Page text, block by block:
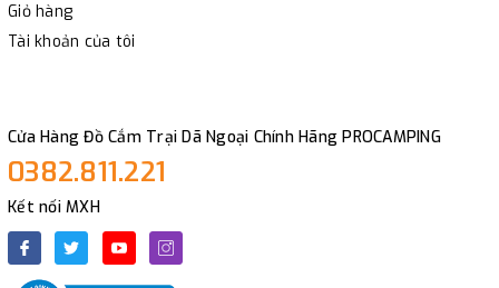
Giỏ hàng
Tài khoản của tôi
Cửa Hàng Đồ Cắm Trại Dã Ngoại Chính Hãng PROCAMPING
0382.811.221
Kết nối MXH